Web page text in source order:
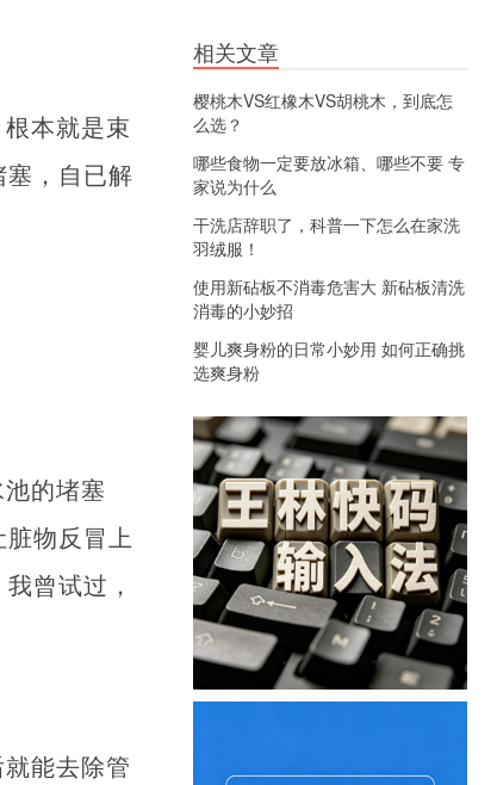
本就是束
，自已解
的堵塞
物反冒上
曾试过，
能去除管
相关文章
樱桃木VS红橡木VS胡桃木，到底怎
么选？
哪些食物一定要放冰箱、哪些不要 专
家说为什么
干洗店辞职了，科普一下怎么在家洗
羽绒服！
使用新砧板不消毒危害大 新砧板清洗
消毒的小妙招
婴儿爽身粉的日常小妙用 如何正确挑
选爽身粉